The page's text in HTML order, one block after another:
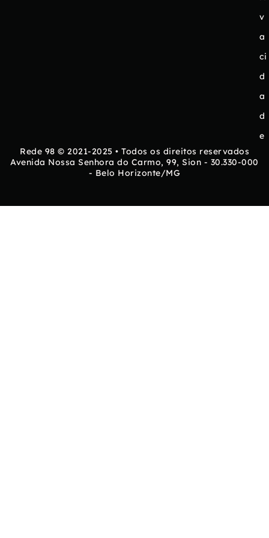
v
a
ci
d
a
d
e
Rede 98 © 2021-2025 • Todos os direitos reservados
Avenida Nossa Senhora do Carmo, 99, Sion - 30.330-000
- Belo Horizonte/MG